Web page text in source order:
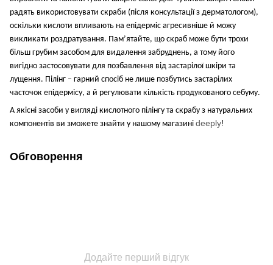
радять використовувати скраби (після консультації з дерматологом),
оскільки кислоти впливають на епідерміс агресивніше й можу
викликати роздратування. Пам’ятайте, що скраб може бути трохи
більш грубим засобом для видалення забруднень, а тому його
вигідно застосовувати для позбавлення від застарілої шкіри та
лущення. Пілінг – гарний спосіб не лише позбутись застарілих
часточок епідермісу, а й регулювати кількість продукованого себуму.
А якісні засоби у вигляді кислотного пілінгу та скрабу з натуральних
компонентів ви зможете знайти у нашому магазині deeply!
Обговорення
Додайте перший відгук